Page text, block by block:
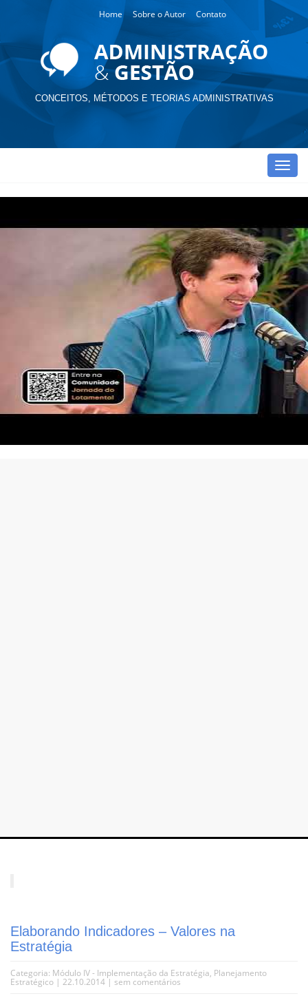
Home Sobre o Autor Contato
CONCEITOS, MÉTODOS E TEORIAS ADMINISTRATIVAS
Elaborando Indicadores – Valores na
Estratégia
Categoria: Módulo IV - Implementação da Estratégia, Planejamento
Estratégico | 22.10.2014 | sem comentários